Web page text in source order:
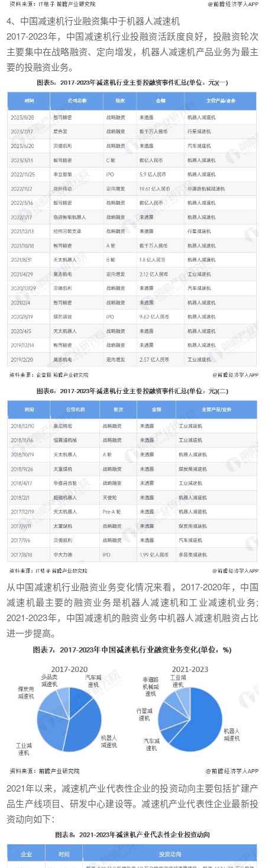
4、中国减速机行业融资集中于机器人减速机
2017-2023年，中国减速机行业投融资活跃度良好，投融资轮次
主要集中在战略融资、定向增发，机器人减速机产品业务为最主
要的投融资业务。
从中国减速机行业融资业务变化情况来看，2017-2020年，中国
减速机最主要的融资业务是机器人减速机和工业减速机业务;
2021-2023年，中国减速机的融资业务中机器人减速机融资占比
进一步提高。
2021年以来，减速机产业代表性企业的投资动向主要包括扩建产
品生产线项目、研发中心建设等。减速机产业代表性企业最新投
资动向如下：